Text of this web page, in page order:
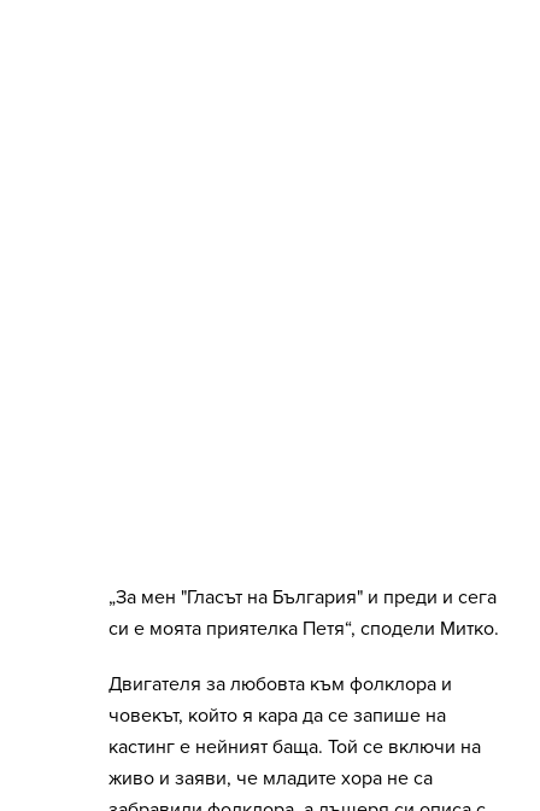
„За мен "Гласът на България" и преди и сега
си е моята приятелка Петя“, сподели Митко.
Двигателя за любовта към фолклора и
човекът, който я кара да се запише на
кастинг е нейният баща. Той се включи на
живо и заяви, че младите хора не са